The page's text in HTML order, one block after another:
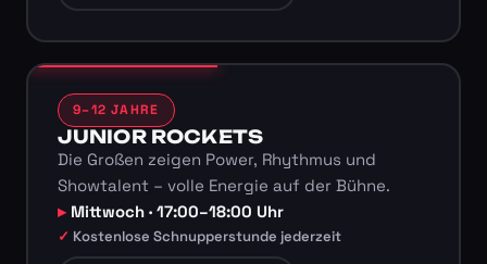
9–12 JAHRE
JUNIOR ROCKETS
Die Großen zeigen Power, Rhythmus und
Showtalent – volle Energie auf der Bühne.
Mittwoch · 17:00–18:00 Uhr
Kostenlose Schnupperstunde jederzeit